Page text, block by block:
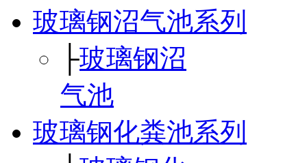
玻璃钢沼气池系列
├玻璃钢沼
气池
玻璃钢化粪池系列